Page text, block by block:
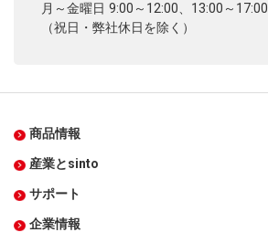
月～金曜日 9:00～12:00、13:00～17:00
（祝日・弊社休日を除く）
商品情報
産業とsinto
サポート
企業情報